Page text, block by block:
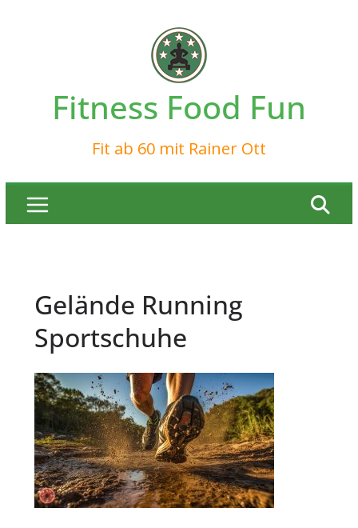
Fitness Food Fun
Fit ab 60 mit Rainer Ott
Gelände Running
Sportschuhe